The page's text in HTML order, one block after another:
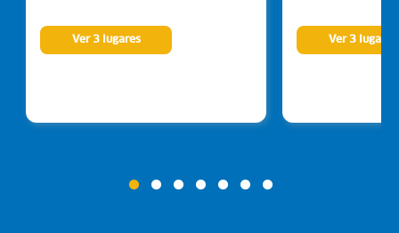
Ver 3 lugares Ver 3 lugares